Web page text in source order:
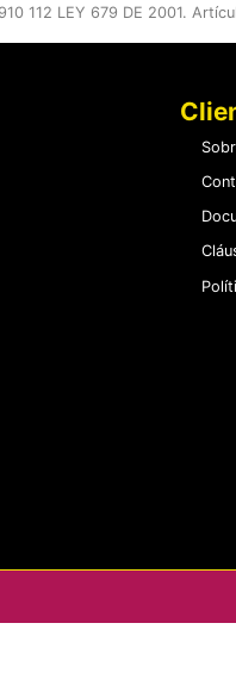
112 LEY 679 DE 2001.